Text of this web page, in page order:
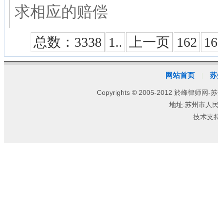
求相应的赔偿
总数：3338 1.. 上一页 162
网站首页
Copyrights © 2005-2012 於峰律师网-
地址:苏州市人
技术支